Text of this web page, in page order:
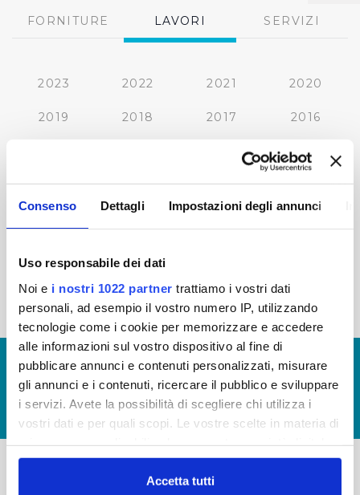
Consenso Dettagli Impostazioni degli annunci
Uso responsabile dei dati
Noi e i nostri 1022 partner trattiamo i vostri dati
personali, ad esempio il vostro numero IP, utilizzando
tecnologie come i cookie per memorizzare e accedere
alle informazioni sul vostro dispositivo al fine di
pubblicare annunci e contenuti personalizzati, misurare
gli annunci e i contenuti, ricercare il pubblico e sviluppare
i servizi. Avete la possibilità di scegliere chi utilizza i
vostri dati e per quali scopi. Le vostre scelte in materia di
in cui avete effettuato le vostre scelte. È possibile
modificare o revocare il proprio consenso in qualsiasi
Accetta tutti
FORNITURE LAVORI SERVIZI
2023 2022 2021 2020
2019 2018 2017 2016
2012
2011 2010 2009 2008
‹ precedente 2
© Copyright 2017 - 2026
GLOSSARIO
GIUDICA IL SERVIZIO
LAVORA CON NOI